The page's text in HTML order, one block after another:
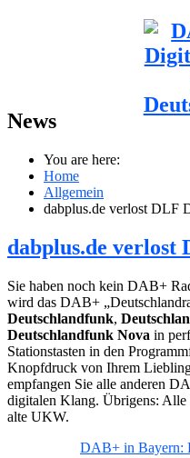
News
You are here:
Home
Allgemein
dabplus.de verlost DLF
dabplus.de verlost
Sie haben noch kein DAB+
wird das DAB+
Deutschlandfunk,
Deutschlandfunk Nova in
Stationstasten in den
Knopfdruck von Ihrem
empfangen Sie alle anderen
digitalen Klang. Übrigens:
alte UKW.
DAB+ in Bayern: